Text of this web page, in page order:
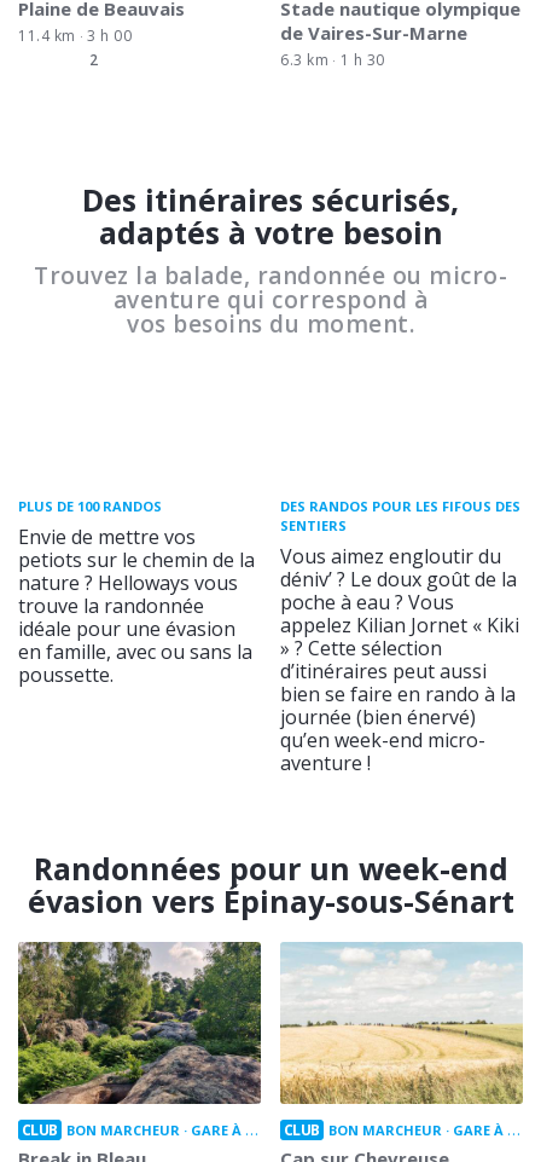
Plaine de Beauvais
11.4 km
3 h 00
2
Stade nautique olympique
de Vaires-Sur-Marne
6.3 km 1 h 30
Des itinéraires sécurisés,
adaptés à votre besoin
Trouvez la balade, randonnée ou micro-
aventure qui correspond à
vos besoins du moment.
PLUS DE 100 RANDOS
Envie de mettre vos
petiots sur le chemin de la
nature ? Helloways vous
trouve la randonnée
idéale pour une évasion
en famille, avec ou sans la
poussette.
DES RANDOS POUR LES FIFOUS DES
SENTIERS
Vous aimez engloutir du
déniv’ ? Le doux goût de la
poche à eau ? Vous
appelez Kilian Jornet « Kiki
» ? Cette sélection
d’itinéraires peut aussi
bien se faire en rando à la
journée (bien énervé)
qu’en week-end micro-
aventure !
Randonnées pour un week-end
évasion vers Épinay-sous-Sénart
CLUB BON MARCHEUR GARE À GARE CLUB BON MARCHEUR GARE À GARE